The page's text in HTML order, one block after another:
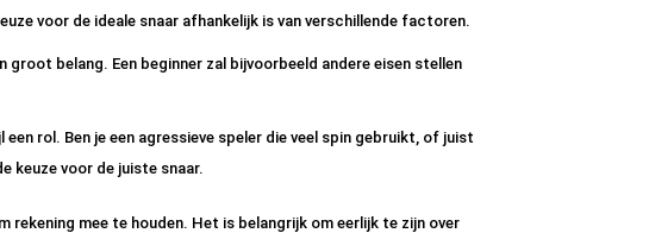
voor de ideale snaar afhankelijk is van verschillende factoren.
belang. Een beginner zal bijvoorbeeld andere eisen stellen
rol. Ben je een agressieve speler die veel spin gebruikt, of juist
keuze voor de juiste snaar.
mee te houden. Het is belangrijk om eerlijk te zijn over